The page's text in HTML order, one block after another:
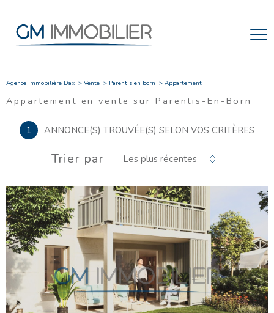
Agence immobilière Dax Vente Parentis en born Appartement
Appartement en vente sur Parentis-En-Born
1 ANNONCE(S) TROUVÉE(S) SELON VOS CRITÈRES
Trier par Les plus récentes
VOIR LE
BIEN